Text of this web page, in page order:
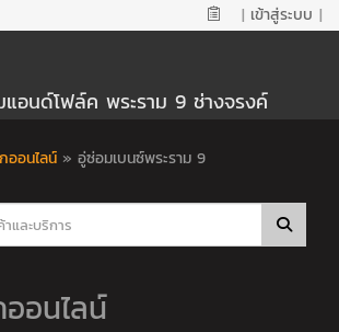
| เข้าสู่ระบบ |
แอนด์โฟล์ค พระราม 9 ช่างจรงค์
ออนไลน์ » อู่ซ่อมเบนซ์พระราม 9
อนไลน์